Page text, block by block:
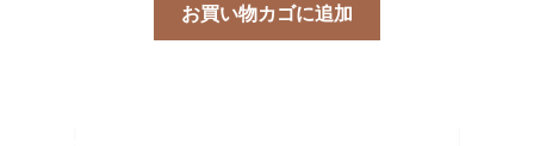
お買い物カゴに追加